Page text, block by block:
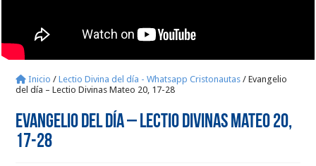
Inicio / Lectio Divina del día - Whatsapp Cristonautas / Evangelio
del día – Lectio Divinas Mateo 20, 17-28
Evangelio del día – Lectio Divinas Mateo 20,
17-28